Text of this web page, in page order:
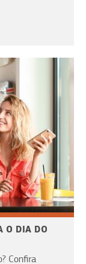
O DIA DO
Confira